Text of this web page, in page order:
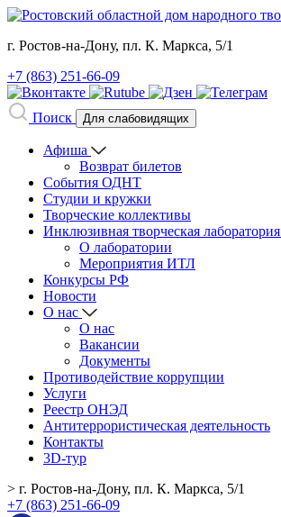
г. Ростов-на-Дону, пл. К. Маркса, 5/1
+7 (863) 251-66-09
Поиск Для слабовидящих
Афиша
Возврат билетов
События ОДНТ
Студии и кружки
Творческие коллективы
Инклюзивная творческая лаборатория
О лаборатории
Мероприятия ИТЛ
Конкурсы РФ
Новости
О нас
О нас
Вакансии
Документы
Противодействие коррупции
Услуги
Реестр ОНЭД
Антитеррористическая деятельность
Контакты
3D-тур
> г. Ростов-на-Дону, пл. К. Маркса, 5/1
+7 (863) 251-66-09